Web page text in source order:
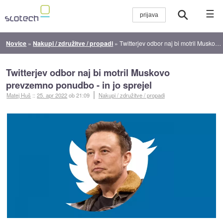
☰
Novice » Nakupi / združitve / propadi »Twitterjev odbor naj bi motril Muskovo prevzemno ponudbo - in jo sprejel
Twitterjev odbor naj bi motril Muskovo
prevzemno ponudbo - in jo sprejel
Matej Huš ::25. apr 2022ob 21:09 Nakupi / združitve / propadi